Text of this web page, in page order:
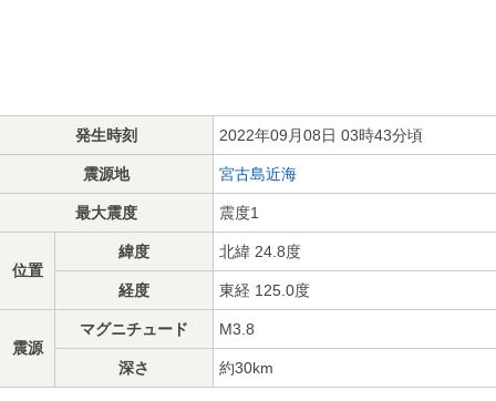
発生時刻 2022年09月08日 03時43分頃
震源地 宮古島近海
最大震度 震度1
位置
緯度 北緯 24.8度
経度 東経 125.0度
震源
マグニチュード M3.8
深さ 約30km